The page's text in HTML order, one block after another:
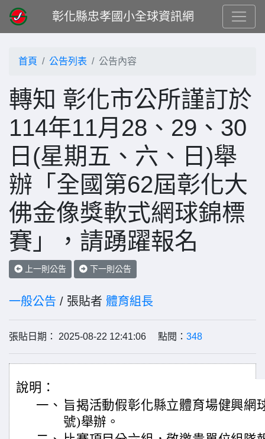
彰化縣忠孝國小全球資訊網
首頁 公告列表 公告內容
轉知 彰化市公所謹訂於
114年11月28、29、30
日(星期五、六、日)舉
辦「全國第62屆彰化大
佛金像獎軟式網球錦標
賽」，請踴躍報名
上一則公告 下一則公告
一般公告 / 張貼者 體育組長
張貼日期： 2025-08-22 12:41:06 點閱： 348
說明：
一、 旨揭活動假彰化縣立體育場健興網
號)舉辦。